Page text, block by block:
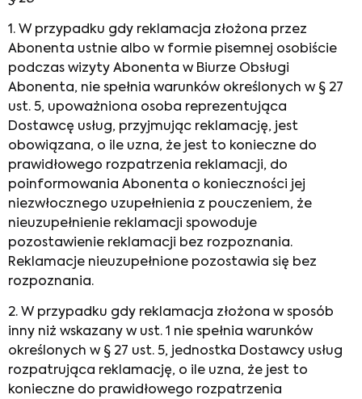
1. W przypadku gdy reklamacja złożona przez
Abonenta ustnie albo w formie pisemnej osobiście
podczas wizyty Abonenta w Biurze Obsługi
Abonenta, nie spełnia warunków określonych w § 27
ust. 5, upoważniona osoba reprezentująca
Dostawcę usług, przyjmując reklamację, jest
obowiązana, o ile uzna, że jest to konieczne do
prawidłowego rozpatrzenia reklamacji, do
poinformowania Abonenta o konieczności jej
niezwłocznego uzupełnienia z pouczeniem, że
nieuzupełnienie reklamacji spowoduje
pozostawienie reklamacji bez rozpoznania.
Reklamacje nieuzupełnione pozostawia się bez
rozpoznania.
2. W przypadku gdy reklamacja złożona w sposób
inny niż wskazany w ust. 1 nie spełnia warunków
określonych w § 27 ust. 5, jednostka Dostawcy usług
rozpatrująca reklamację, o ile uzna, że jest to
konieczne do prawidłowego rozpatrzenia